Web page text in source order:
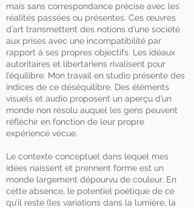
mais sans correspondance précise avec les
réalités passées ou présentes. Ces œuvres
d’art transmettent des notions d’une société
aux prises avec une incompatibilité par
rapport à ses propres objectifs. Les idéaux
autoritaires et libertariens rivalisent pour
l’équilibre. Mon travail en studio présente des
indices de ce déséquilibre. Des éléments
visuels et audio proposent un aperçu d’un
monde non résolu auquel les gens peuvent
réfléchir en fonction de leur propre
expérience vécue.
Le contexte conceptuel dans lequel mes
idées naissent et prennent forme est un
monde largement dépourvu de couleur. En
cette absence, le potentiel poétique de ce
qu’il reste (les variations dans la lumière, la